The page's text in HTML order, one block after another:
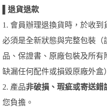
退貨退款
1. 會員辦理退換貨時，於收
必須是全新狀態與完整包裝
品、保證書、原廠包裝及所
缺漏任何配件或損毀原廠外盒
2. 產品非破損、瑕疵或寄送錯
您負擔。